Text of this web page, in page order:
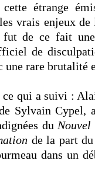
cette étrange
vrais enjeux
de ce fait
de
une rare brutalité
ce qui a suivi :
Sylvain Cypel,
du Nouvel
de la part
dans un